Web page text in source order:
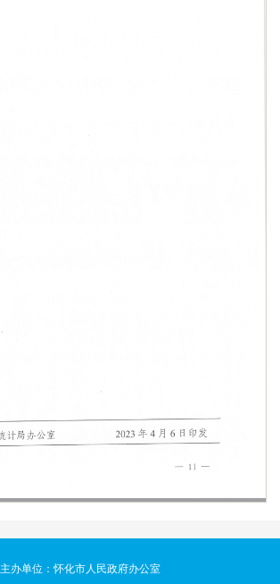
主办单位：怀化市人民政府办公室